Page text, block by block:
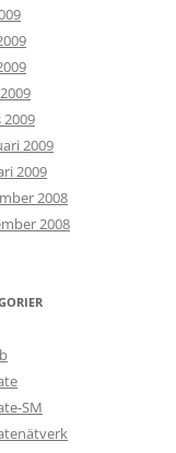
2009
2009
2009
2008
2008
SM